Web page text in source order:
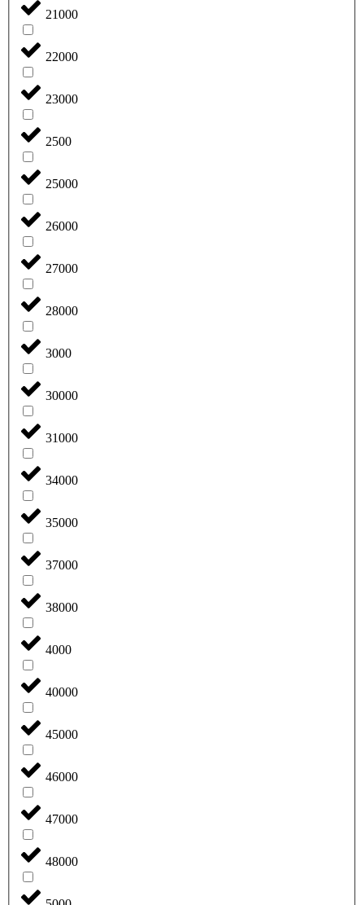
21000
22000
23000
2500
25000
26000
27000
28000
3000
30000
31000
34000
35000
37000
38000
4000
40000
45000
46000
47000
48000